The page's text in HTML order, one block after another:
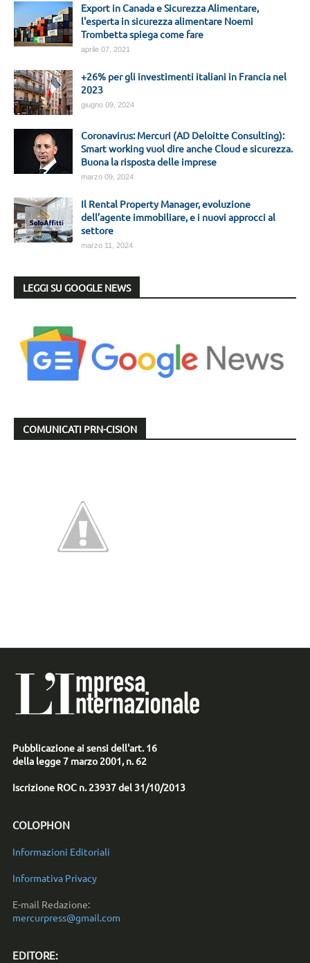
Export in Canada e Sicurezza Alimentare,
l'esperta in sicurezza alimentare Noemi
Trombetta spiega come fare
aprile 07, 2021
+26% per gli investimenti italiani in Francia nel
2023
giugno 09, 2024
Coronavirus: Mercuri (AD Deloitte Consulting):
Smart working vuol dire anche Cloud e sicurezza.
Buona la risposta delle imprese
marzo 09, 2024
Il Rental Property Manager, evoluzione
dell’agente immobiliare, e i nuovi approcci al
settore
marzo 11, 2024
LEGGI SU GOOGLE NEWS
COMUNICATI PRN-CISION
Pubblicazione ai sensi dell'art. 16
della legge 7 marzo 2001, n. 62
Iscrizione ROC n. 23937 del 31/10/2013
COLOPHON
Informazioni Editoriali
Informativa Privacy
E-mail Redazione:
mercurpress@gmail.com
EDITORE: